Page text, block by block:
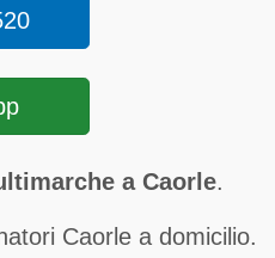
a Caorle.
Caorle a domicilio.